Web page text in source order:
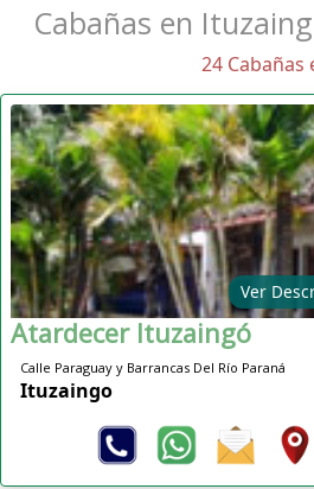
Cabañas en
24
Ver
Atardecer Ituzaingó
Calle Paraguay y Barrancas Del Río Paraná
Ituzaingo